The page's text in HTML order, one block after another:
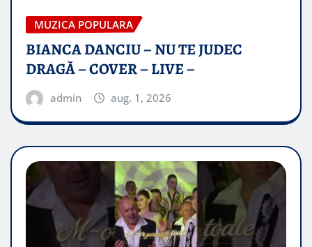
MUZICA POPULARA
BIANCA DANCIU – NU TE JUDEC
DRAGĂ – COVER – LIVE –
admin aug. 1, 2026